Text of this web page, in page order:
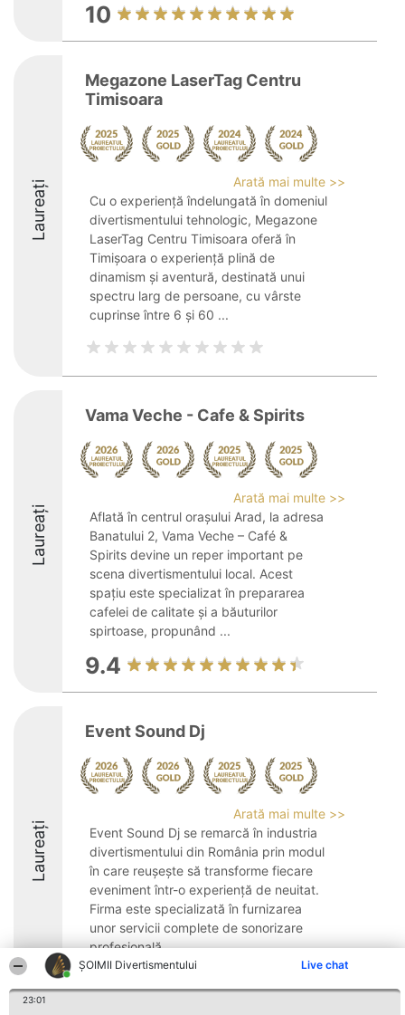
ŞOIMII Divertismentului Live chat
23:01
10
Laureați
Megazone LaserTag Centru
Timisoara
Arată mai multe >>
Cu o experiență îndelungată în domeniul
divertismentului tehnologic, Megazone
LaserTag Centru Timisoara oferă în
Timișoara o experiență plină de
dinamism și aventură, destinată unui
spectru larg de persoane, cu vârste
cuprinse între 6 și 60 ...
Laureați
Vama Veche - Cafe & Spirits
Arată mai multe >>
Aflată în centrul orașului Arad, la adresa
Banatului 2, Vama Veche – Café &
Spirits devine un reper important pe
scena divertismentului local. Acest
spațiu este specializat în prepararea
cafelei de calitate și a băuturilor
spirtoase, propunând ...
9.4
Laureați
Event Sound Dj
Arată mai multe >>
Event Sound Dj se remarcă în industria
divertismentului din România prin modul
în care reușește să transforme fiecare
eveniment într-o experiență de neuitat.
Firma este specializată în furnizarea
unor servicii complete de sonorizare
profesională, ...
9.8